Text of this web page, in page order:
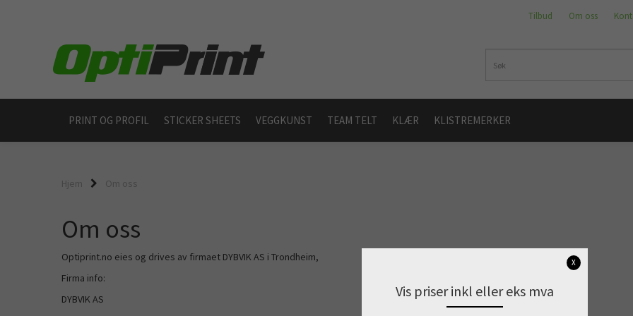
Tilbud Om oss
PRINT OG PROFIL STICKER SHEETS VEGGKUNST TEAM TELT KLÆR KLISTREMERKER
Hjem Om oss
Om oss
Optiprint.no eies og drives av firmaet DYBVIK AS i Trondheim,
Firma info:
DYBVIK AS
Vis priser inkl eller eks mva
X